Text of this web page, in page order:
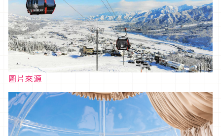
圖片來源